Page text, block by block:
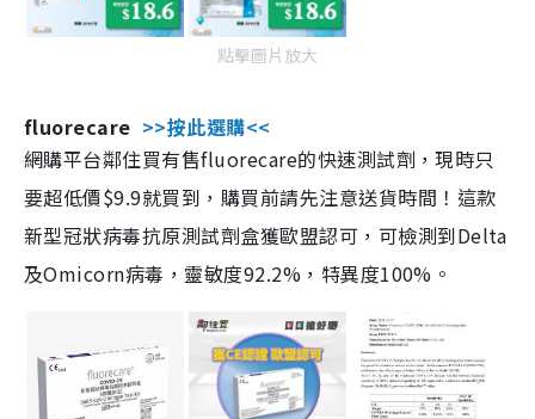
點擊圖片放大
fluorecare >>按此選購<<
網購平台鄰住買有售fluorecare的快速測試劑，現時只
要超低價$9.9就買到，購買前請先注意送貨時間！這款
新型冠狀病毒抗原測試劑盒獲歐盟認可，可檢測到Delta
及Omicorn病毒，靈敏度92.2%，特異度100%。